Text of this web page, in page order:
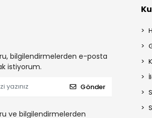
bilgilendirmelerden e-posta
istiyorum.
Gönder
ve bilgilendirmelerden